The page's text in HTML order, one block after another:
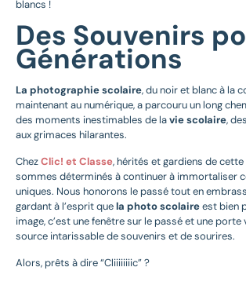
blancs !
Des Souvenirs
Générations
La photographie scolaire, du noir et blanc à la
maintenant au numérique, a parcouru un long
des moments inestimables de lavie scolaire,
aux grimaces hilarantes.
ChezClic! et Classe, hérités et gardiens de
sommes déterminés à continuer à immortaliser
uniques. Nous honorons le passé tout en
gardant à l’esprit quela photo scolaireest bien
image, c’est une fenêtre sur le passé et une porte
source intarissable de souvenirs et de sourires.
Alors, prêts à dire “Cliiiiiiiic” ?